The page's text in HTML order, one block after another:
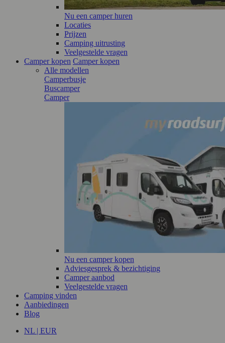
Nu een camper huren
Locaties
Prijzen
Camping uitrusting
Veelgestelde vragen
Camper kopen Camper kopen
Alle modellen
Camperbusje
Buscamper
Camper
Nu een camper kopen
Adviesgesprek & bezichtiging
Camper aanbod
Veelgestelde vragen
Camping vinden
Aanbiedingen
Blog
NL | EUR